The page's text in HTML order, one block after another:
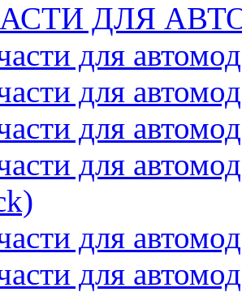
ДЛЯ
для
для
для
для
для
для